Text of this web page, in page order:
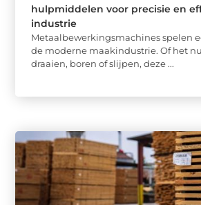
hulpmiddelen voor precisie en
industrie
Metaalbewerkingsmachines spelen
de moderne maakindustrie. Of het
draaien, boren of slijpen, deze ...